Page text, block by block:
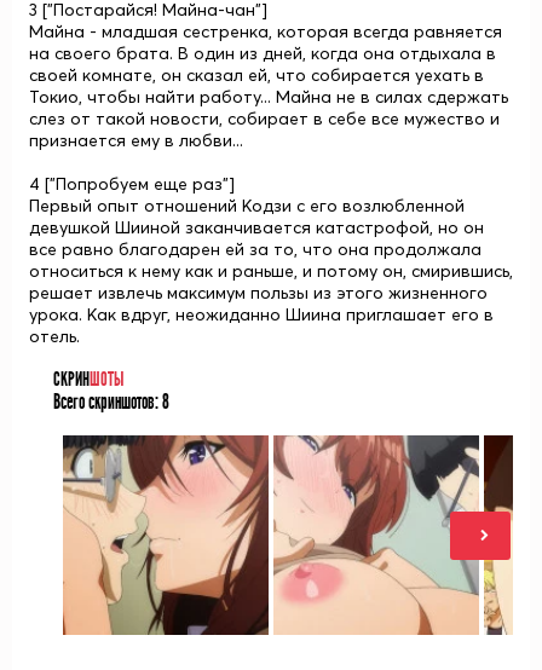
3 ["Постарайся! Майна-чан"]
Майна - младшая сестренка, которая всегда равняется
на своего брата. В один из дней, когда она отдыхала в
своей комнате, он сказал ей, что собирается уехать в
Токио, чтобы найти работу... Майна не в силах сдержать
слез от такой новости, собирает в себе все мужество и
признается ему в любви...
4 ["Попробуем еще раз"]
Первый опыт отношений Кодзи с его возлюбленной
девушкой Шииной заканчивается катастрофой, но он
все равно благодарен ей за то, что она продолжала
относиться к нему как и раньше, и потому он, смирившись,
решает извлечь максимум пользы из этого жизненного
урока. Как вдруг, неожиданно Шиина приглашает его в
отель.
СКРИН ШОТЫ
Всего скриншотов:8